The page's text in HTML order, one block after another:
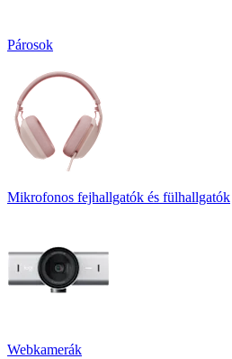
Párosok
Mikrofonos fejhallgatók és fülhallgatók
Webkamerák